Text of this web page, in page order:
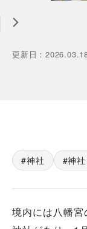
更新日 ：
神社 神
境内には八幡